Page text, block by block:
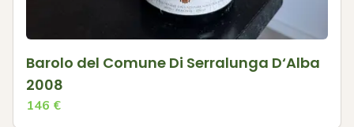
Barolo del Comune Di Serralunga D‘Alba
2008
146 €